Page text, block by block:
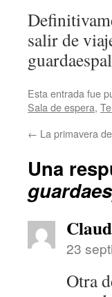
salir de
Esta entrada fue
Sala de espera,
← La primavera
Una
23
Otra